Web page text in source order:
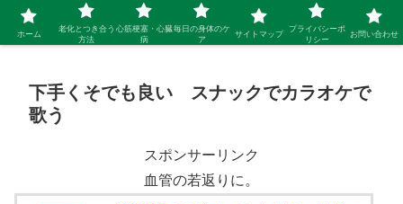
シニア 新しい人生を開拓するブログ
下手くそでも良い スナックでカラオケで
歌う
スポンサーリンク
血管の若返りに。
ホーム
老化とつき合う
方法
心筋梗塞・心臓
病
毎日の身体のケ
ア
サイトマップ
プライバシーポ
リシー
お問い合わせ